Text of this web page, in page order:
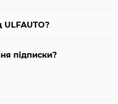
підписки?